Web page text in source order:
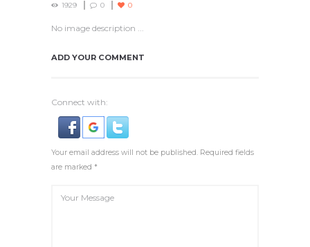
1929
0 0
No image description ...
ADD YOUR COMMENT
Connect with:
Your email address will not be published. Required fields
are marked *